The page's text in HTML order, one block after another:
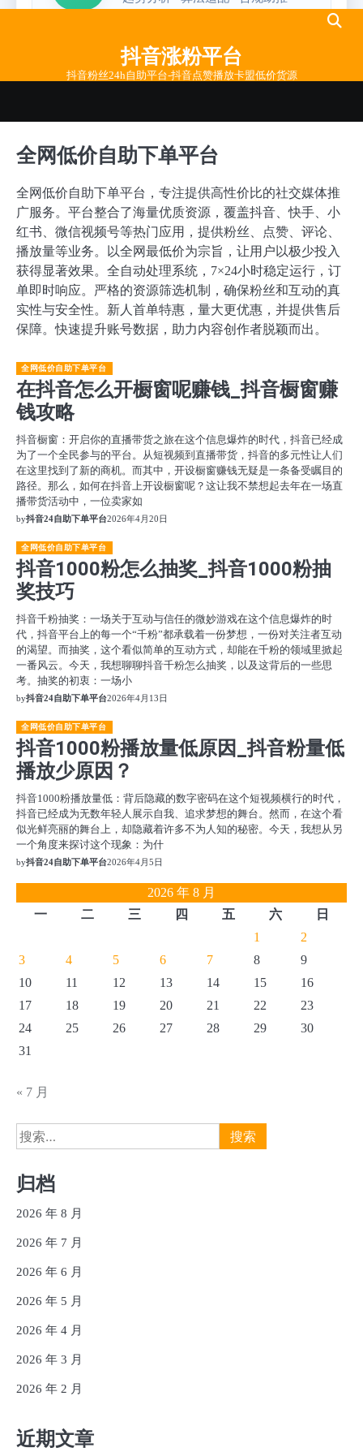
抖音涨粉平台
抖音粉丝24h自助平台-抖音点赞播放卡盟低价货源
全网低价自助下单平台
全网低价自助下单平台，专注提供高性价比的社交媒体推
广服务。平台整合了海量优质资源，覆盖抖音、快手、小
红书、微信视频号等热门应用，提供粉丝、点赞、评论、
播放量等业务。以全网最低价为宗旨，让用户以极少投入
获得显著效果。全自动处理系统，7×24小时稳定运行，订
单即时响应。严格的资源筛选机制，确保粉丝和互动的真
实性与安全性。新人首单特惠，量大更优惠，并提供售后
保障。快速提升账号数据，助力内容创作者脱颖而出。
全网低价自助下单平台
在抖音怎么开橱窗呢赚钱_抖音橱窗赚
钱攻略
抖音橱窗：开启你的直播带货之旅在这个信息爆炸的时代，抖音已经成
为了一个全民参与的平台。从短视频到直播带货，抖音的多元性让人们
在这里找到了新的商机。而其中，开设橱窗赚钱无疑是一条备受瞩目的
路径。那么，如何在抖音上开设橱窗呢？这让我不禁想起去年在一场直
播带货活动中，一位卖家如
by抖音24自助下单平台2026年4月20日
全网低价自助下单平台
抖音1000粉怎么抽奖_抖音1000粉抽
奖技巧
抖音千粉抽奖：一场关于互动与信任的微妙游戏在这个信息爆炸的时
代，抖音平台上的每一个“千粉”都承载着一份梦想，一份对关注者互动
的渴望。而抽奖，这个看似简单的互动方式，却能在千粉的领域里掀起
一番风云。今天，我想聊聊抖音千粉怎么抽奖，以及这背后的一些思
考。抽奖的初衷：一场小
by抖音24自助下单平台2026年4月13日
全网低价自助下单平台
抖音1000粉播放量低原因_抖音粉量低
播放少原因？
抖音1000粉播放量低：背后隐藏的数字密码在这个短视频横行的时代，
抖音已经成为无数年轻人展示自我、追求梦想的舞台。然而，在这个看
似光鲜亮丽的舞台上，却隐藏着许多不为人知的秘密。今天，我想从另
一个角度来探讨这个现象：为什
by抖音24自助下单平台2026年4月5日
2026 年 8 月
一
二 三 四 五 六
日
1
2
3
4 5 6 7 8
9
10
11 12 13 14 15
16
17
18 19 20 21 22
23
24
25 26 27 28 29
30
31
« 7 月
搜
索：
归档
2026 年 8 月
2026 年 7 月
2026 年 6 月
2026 年 5 月
2026 年 4 月
2026 年 3 月
2026 年 2 月
近期文章